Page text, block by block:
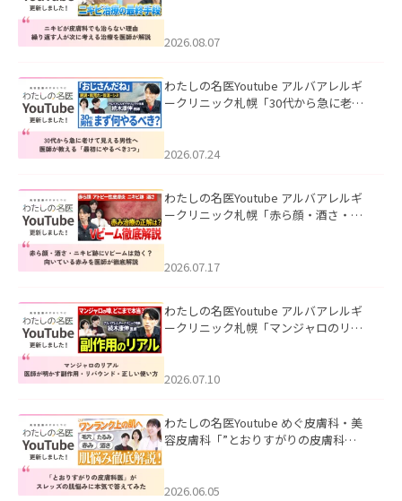
ました。
2026.08.07
わたしの名医Youtube アルバアレルギ
ークリニック札幌「30代から急に老け
た。
2026.07.24
わたしの名医Youtube アルバアレルギ
ークリニック札幌「赤ら顔・酒さ・ニ
した。
2026.07.17
わたしの名医Youtube アルバアレルギ
ークリニック札幌「マンジャロのリア
た。
2026.07.10
わたしの名医Youtube めぐ皮膚科・美
容皮膚科「”とおりすがりの皮膚科
2026.06.05